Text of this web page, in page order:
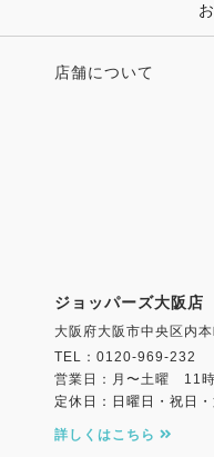
店舗について
ジョッパーズ大阪店
大阪府大阪市中央区内
TEL：0120-969-232
営業日：月〜土曜 11
定休日：日曜日・祝日
詳しくはこちら